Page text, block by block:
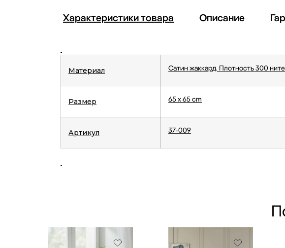
Характеристики товара Описание
Материал Сатин жаккард. Плотность 300
Размер 65 x 65 cm
Артикул 37-009